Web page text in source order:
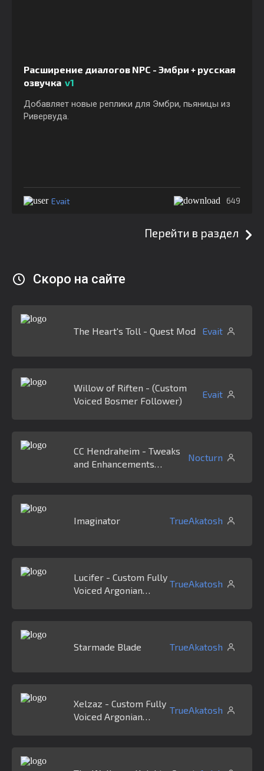
Расширение диалогов NPC - Эмбри + русская
озвучка v1
Добавляет новые реплики для Эмбри, пьяницы из
Ривервуда.
Evait 649
Перейти в раздел
Скоро на сайте
The Heart's Toll - Quest Mod Evait
Willow of Riften - (Custom
Voiced Bosmer Follower)
Evait
CC Hendraheim - Tweaks
and Enhancements
Nocturn
Imaginator TrueAkatosh
Lucifer - Custom Fully
Voiced Argonian
TrueAkatosh
Starmade Blade TrueAkatosh
Xelzaz - Custom Fully
Voiced Argonian
TrueAkatosh